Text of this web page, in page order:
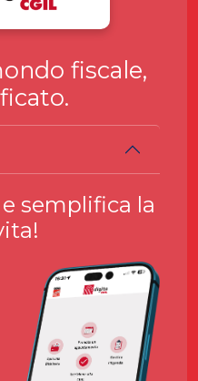
fiscale,
e semplifica la